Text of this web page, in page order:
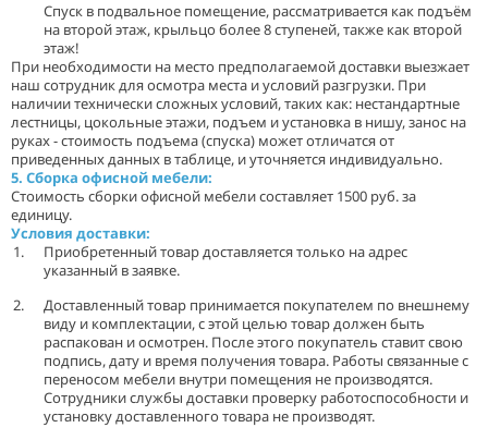
Спуск в подвальное помещение, рассматривается как подъём
на второй этаж, крыльцо более 8 ступеней, также как второй
этаж!
При необходимости на место предполагаемой доставки выезжает
наш сотрудник для осмотра места и условий разгрузки. При
наличии технически сложных условий, таких как: нестандартные
лестницы, цокольные этажи, подъем и установка в нишу, занос на
руках - стоимость подъема (спуска) может отличатся от
приведенных данных в таблице, и уточняется индивидуально.
5. Сборка офисной мебели:
Стоимость сборки офисной мебели составляет 1500 руб. за
единицу.
Условия доставки:
Приобретенный товар доставляется только на адрес
указанный в заявке.
Доставленный товар принимается покупателем по внешнему
виду и комплектации, с этой целью товар должен быть
распакован и осмотрен. После этого покупатель ставит свою
подпись, дату и время получения товара. Работы связанные с
переносом мебели внутри помещения не производятся.
Сотрудники службы доставки проверку работоспособности и
установку доставленного товара не производят.